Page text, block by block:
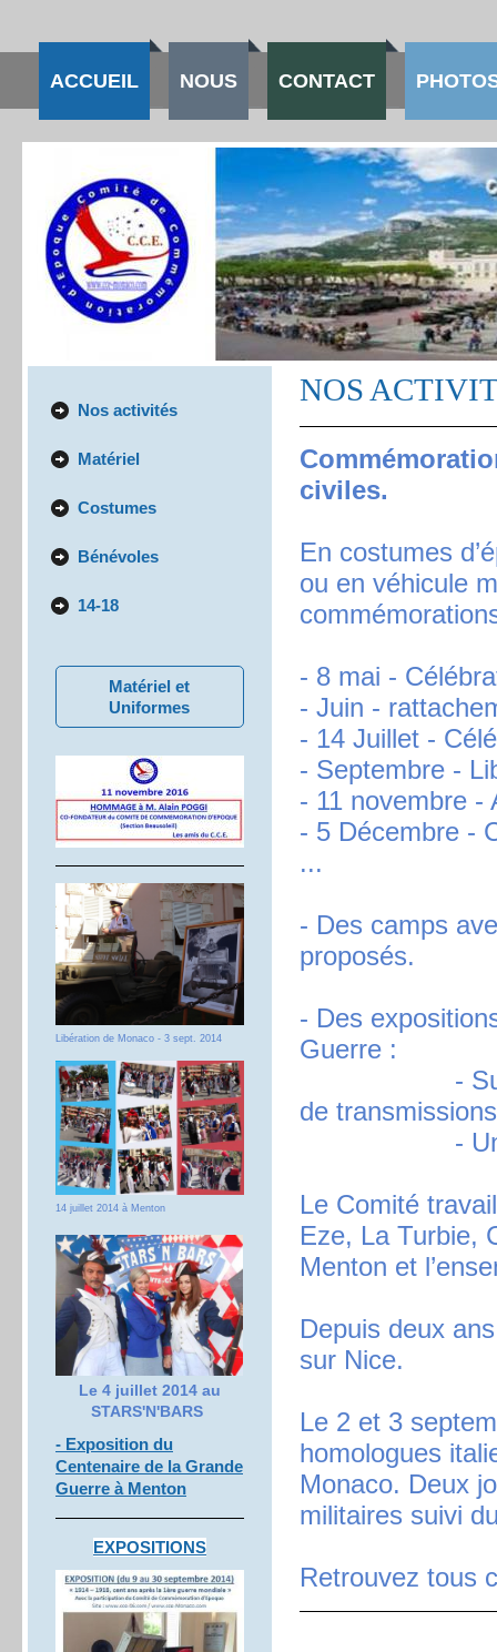
ACCUEIL NOUS CONTACT
Nos activités
Matériel
Costumes
Bénévoles
14-18
Matériel et
Uniformes
Libération de Monaco - 3 sept. 2014
14 juillet 2014 à Menton
Le 4 juillet 2014 au
STARS'N'BARS
- Exposition du
Centenaire de la Grande
Guerre à Menton
EXPOSITIONS
NOS
civiles.
En costumes
ou en véhicule
- 8 mai -
- Juin -
- 14 Juillet -
- Septembre -
- 11 novembre -
- 5 Décembre -
...
- Des camps
proposés.
- Des
Guerre :
- Sur le
de
-
Le Comité
Eze, La Turbie,
Menton et
Depuis deux
sur Nice.
Le 2 et 3
homologues
Monaco. Deux
militaires suivi
Retrouvez tous